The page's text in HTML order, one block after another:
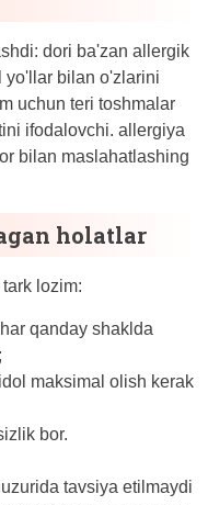
dori ba'zan allergik
yo'llar bilan o'zlarini
uchun teri toshmalar
ifodalovchi. allergiya
bilan maslahatlashing
holatlar
lozim:
qanday shaklda
maksimal olish kerak
bor.
tavsiya etilmaydi